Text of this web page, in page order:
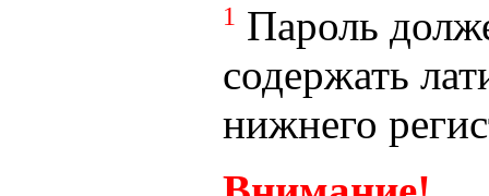
1 Пароль
содержать
нижнего